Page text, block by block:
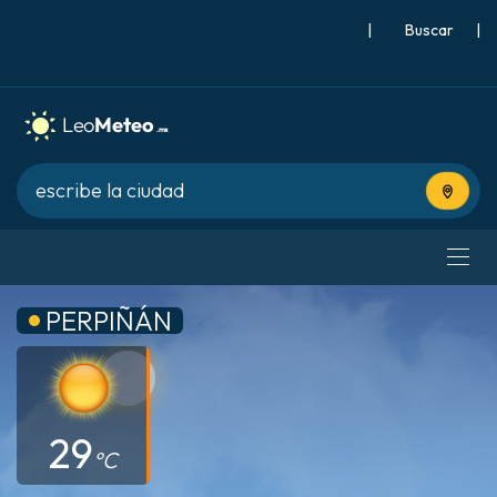
| |
Usa tu
PERPIÑÁN
29°C